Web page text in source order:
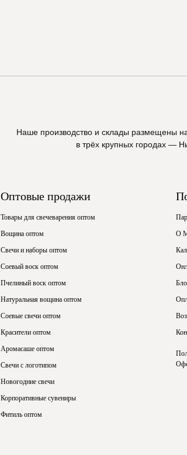
Наше производство и склады размещены
в трёх крупных городах —
Оптовые продажи
Товары для свечеварения оптом
Вощина оптом
Свечи и наборы оптом
Соевый воск оптом
Пчелиный воск оптом
Натуральная вощина оптом
Соевые свечи оптом
Красители оптом
Аромасаше оптом
Свечи с логотипом
Новогодние свечи
Корпоративные сувениры
Фитиль оптом
О